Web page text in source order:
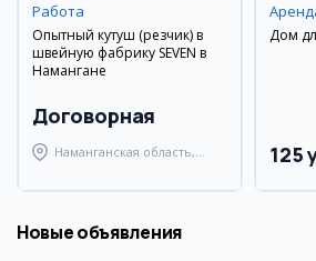
Работа
Опытный кутуш (резчик) в
швейную фабрику SEVEN в
Намангане
Договорная
Наманганская область,
Дом
125
Новые объявления